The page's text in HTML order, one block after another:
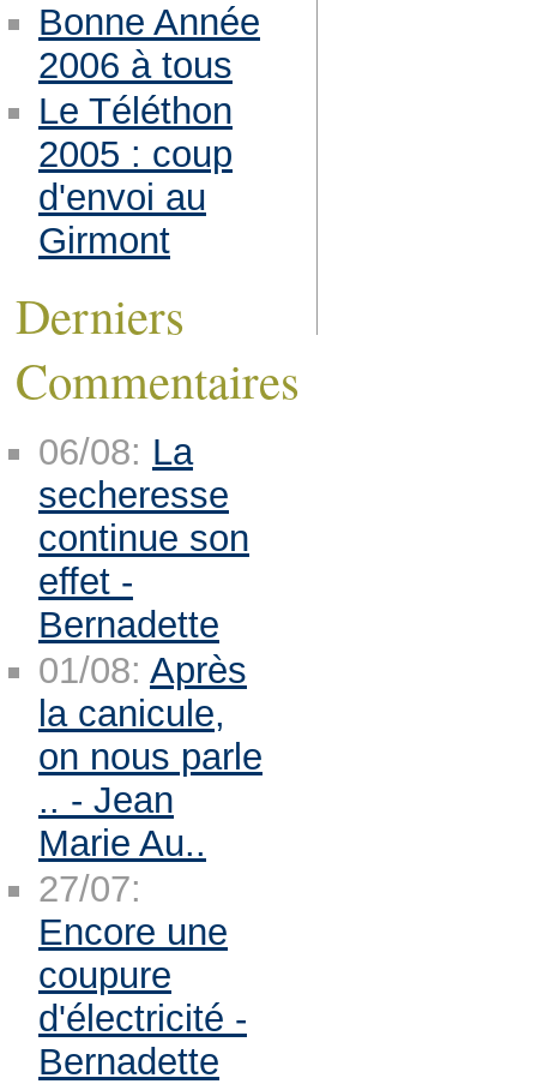
Bonne Année
2006 à tous
Le Téléthon
2005 : coup
d'envoi au
Girmont
Derniers
Commentaires
06/08: La
secheresse
continue son
effet -
Bernadette
01/08: Après
la canicule,
on nous parle
.. - Jean
Marie Au..
27/07:
Encore une
coupure
d'électricité -
Bernadette